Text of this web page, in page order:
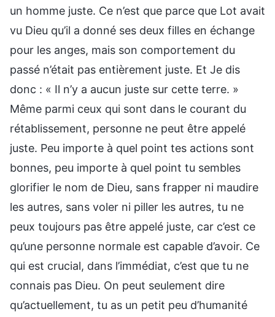
un homme juste. Ce n’est que parce que Lot avait
vu Dieu qu’il a donné ses deux filles en échange
pour les anges, mais son comportement du
passé n’était pas entièrement juste. Et Je dis
donc : « Il n’y a aucun juste sur cette terre. »
Même parmi ceux qui sont dans le courant du
rétablissement, personne ne peut être appelé
juste. Peu importe à quel point tes actions sont
bonnes, peu importe à quel point tu sembles
glorifier le nom de Dieu, sans frapper ni maudire
les autres, sans voler ni piller les autres, tu ne
peux toujours pas être appelé juste, car c’est ce
qu’une personne normale est capable d’avoir. Ce
qui est crucial, dans l’immédiat, c’est que tu ne
connais pas Dieu. On peut seulement dire
qu’actuellement, tu as un petit peu d’humanité